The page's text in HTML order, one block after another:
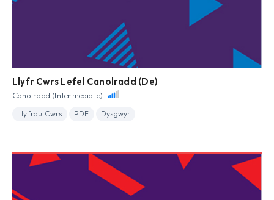
Llyfr Cwrs Lefel Canolradd (De)
Canolradd (Intermediate)
Llyfrau Cwrs PDF Dysgwyr